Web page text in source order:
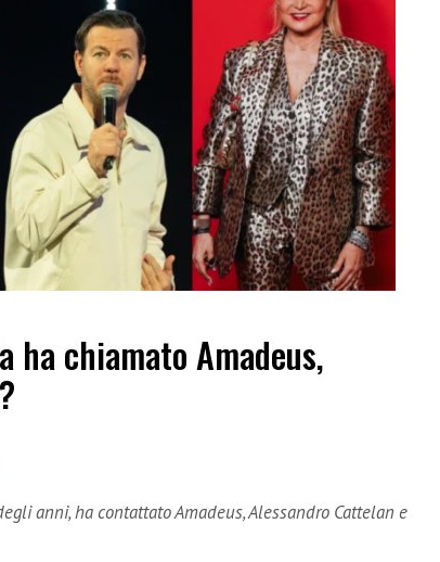
ha chiamato Amadeus,
anni, ha contattato Amadeus, Alessandro Cattelan e